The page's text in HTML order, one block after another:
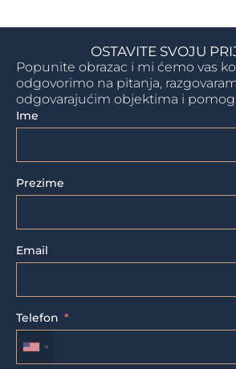
OSTAVITE SVOJU
Popunite obrazac i mi ćemo vas
odgovorimo na pitanja,
odgovarajućim objektima i
Ime
Prezime
Email
Telefon